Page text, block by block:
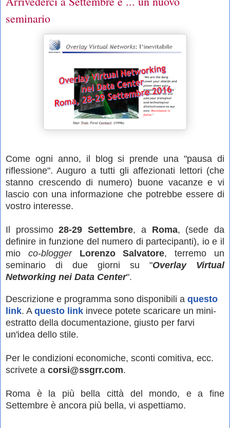
seminario
Come ogni anno, il blog si prende una "pausa di
riflessione". Auguro a tutti gli affezionati lettori (che
stanno crescendo di numero) buone vacanze e vi
lascio con una informazione che potrebbe essere di
vostro interesse.
Il prossimo28-29 Settembre, a Roma, (sede da
definire in funzione del numero di partecipanti), io e il
mio co-blogger Lorenzo Salvatore, terremo un
seminario di due giorni su "Overlay Virtual
Networking nei Data Center".
Descrizione e programma sono disponibili a questo
link. A questo link invece potete scaricare un mini-
estratto della documentazione, giusto per farvi
un'idea dello stile.
Per le condizioni economiche, sconti comitiva, ecc.
scrivete a corsi@ssgrr.com.
Roma è la più bella città del mondo, e a fine
Settembre è ancora più bella, vi aspettiamo.